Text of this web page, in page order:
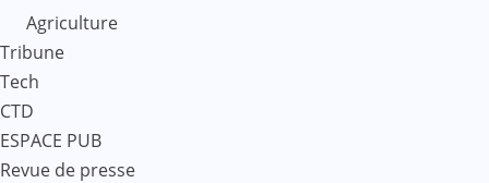
Agriculture
Tribune
Tech
CTD
ESPACE PUB
Revue de presse